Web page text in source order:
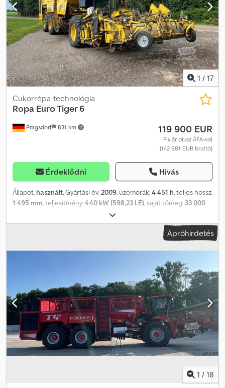
1 / 17
Pragsdorf 831 km
Cukorrépa-technológia
Ropa Euro Tiger 6
119 900 EUR
Fix ár plusz ÁFA-val
(142 681 EUR bruttó)
Érdeklődni Hívás
Állapot: használt, Gyártási év: 2009, üzemórák:4 451 h, teljes hossz:
1 495 mm , teljesítmény:440 kW (598,23 LE) , saját tömeg: 33 000
40 000 m³
Felszereltség:fülke, Üzemóra: 4451, Szélesség: 300,
Sortávolság/testtávolság: 50, Sorok száma (6-soros), autopilóta,
Apróhirdetés
1 / 18